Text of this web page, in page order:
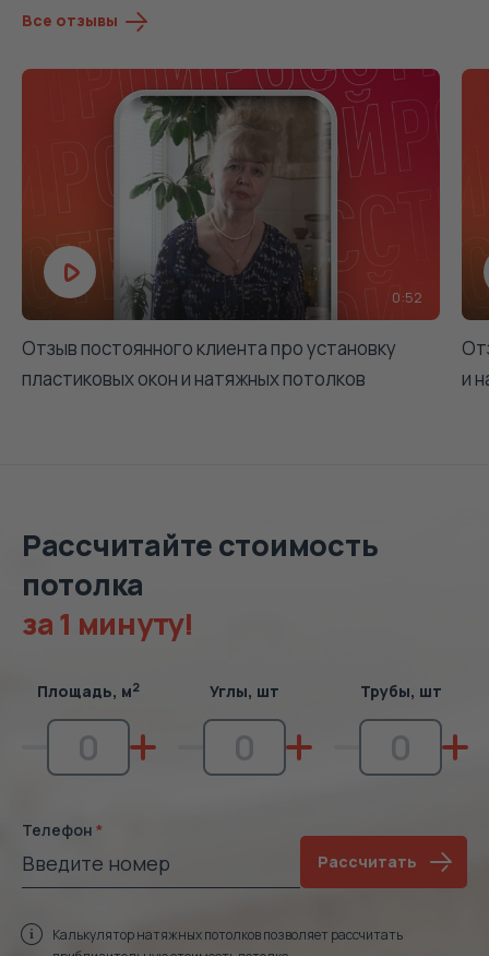
Все отзывы
0:52
Отзыв постоянного клиента про установку
пластиковых окон и натяжных потолков
и
Рассчитайте стоимость
потолка
за 1 минуту!
Площадь, м2 Углы, шт Трубы, шт
Телефон
Рассчитать
Калькулятор натяжных потолков позволяет рассчитать